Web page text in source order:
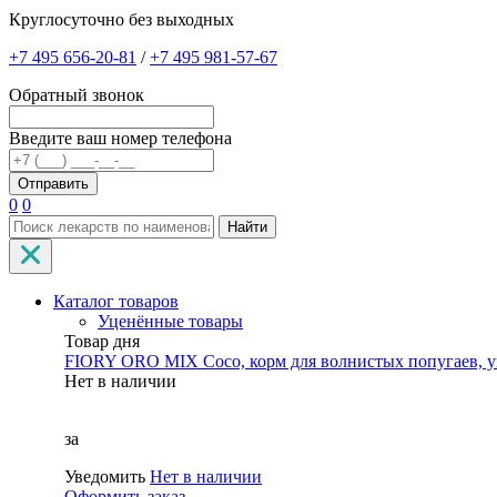
Круглосуточно без выходных
+7 495 656-20-81 /+7 495 981-57-67
Обратный звонок
Введите ваш номер телефона
0 0
Найти
Каталог товаров
Уценённые товары
Товар дня
FIORY ORO MIX Coco, корм для волнистых попугаев,
Нет в наличии
за
Уведомить Нет в наличии